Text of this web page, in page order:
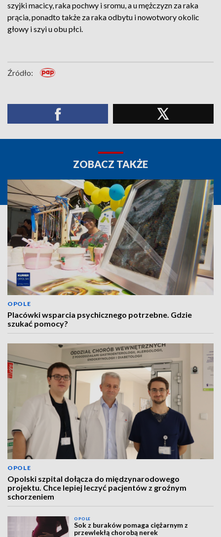
szyjki macicy, raka pochwy i sromu, a u mężczyzn za raka
prącia, ponadto także za raka odbytu i nowotwory okolic
głowy i szyi u obu płci.
Źródło:
ZOBACZ TAKŻE
OPOLE
Placówki wsparcia psychicznego potrzebne. Gdzie
szukać pomocy?
OPOLE
Opolski szpital dołącza do międzynarodowego
projektu. Chce lepiej leczyć pacjentów z groźnym
schorzeniem
OPOLE
Sok z buraków pomaga ciężarnym z
przewlekłą chorobą nerek